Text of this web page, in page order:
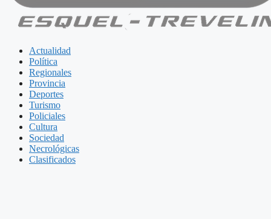
Actualidad
Política
Regionales
Provincia
Deportes
Turismo
Policiales
Cultura
Sociedad
Necrológicas
Clasificados